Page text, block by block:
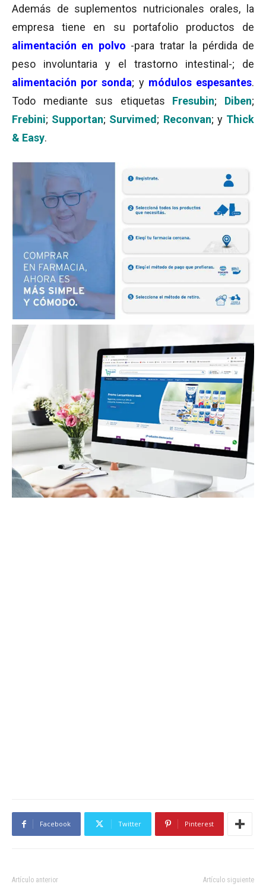
Además de suplementos nutricionales orales, la
empresa tiene en su portafolio productos de
alimentación en polvo -para tratar la pérdida de
peso involuntaria y el trastorno intestinal-; de
alimentación por sonda; y módulos espesantes.
Todo mediante sus etiquetas Fresubin; Diben;
Frebini; Supportan; Survimed ; Reconvan; yThick
& Easy.
Facebook Twitter Pinterest
Artículo anterior Artículo siguiente